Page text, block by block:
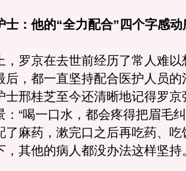
士：他的“全力配合”四个字感动
京在去世前经历了常人难以
后，都一直坚持配合医护人员
士邢桂芝至今还清晰地记得罗
：“喝一口水，都会疼得把眉毛
了麻药，漱完口之后再吃药、吃
，其他的病人都没办法这样坚持